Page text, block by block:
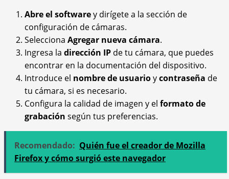
Abre el softwarey dirígete a la sección de
configuración de cámaras.
Selecciona Agregar nueva cámara.
Ingresa la dirección IP de tu cámara, que puedes
encontrar en la documentación del dispositivo.
Introduce el nombre de usuarioycontraseña de
tu cámara, si es necesario.
Configura la calidad de imagen y el formato de
grabación según tus preferencias.
Recomendado: Quién fue el creador de Mozilla
Firefox y cómo surgió este navegador